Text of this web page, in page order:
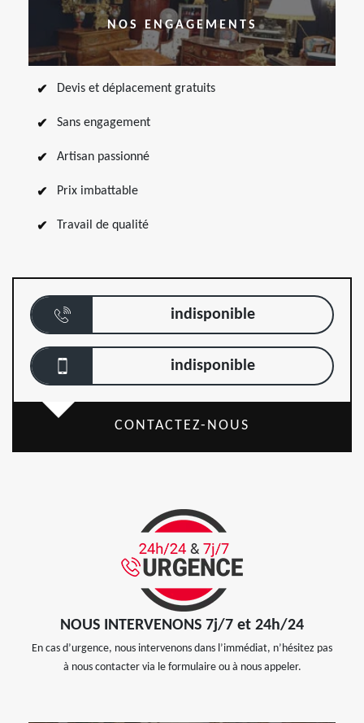
NOS ENGAGEMENTS
Devis et déplacement gratuits
Sans engagement
Artisan passionné
Prix imbattable
Travail de qualité
indisponible
indisponible
CONTACTEZ-NOUS
NOUS INTERVENONS 7j/7 et 24h/24
En cas d’urgence, nous intervenons dans l’immédiat, n’hésitez pas
à nous contacter via le formulaire ou à nous appeler.